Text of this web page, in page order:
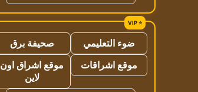
ضوء التعليمي
صحيفة برق
موقع اشراقات
موقع اشراق اون
لاين